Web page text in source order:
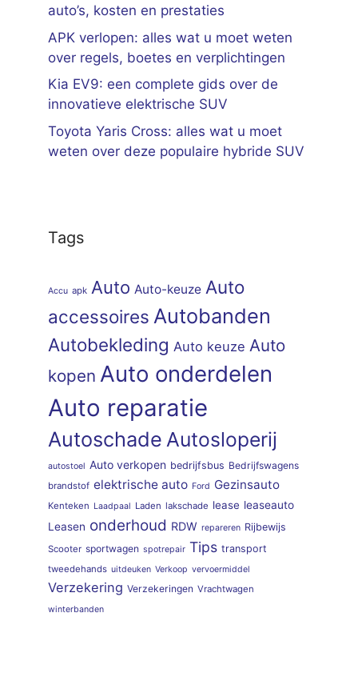
auto’s, kosten en prestaties
APK verlopen: alles wat u moet weten
over regels, boetes en verplichtingen
Kia EV9: een complete gids over de
innovatieve elektrische SUV
Toyota Yaris Cross: alles wat u moet
weten over deze populaire hybride SUV
Tags
Accu apk Auto Auto-keuze Auto
accessoires Autobanden
Autobekleding Auto keuze Auto
kopen Auto onderdelen
Auto reparatie
Autoschade Autosloperij
autostoel Auto verkopen bedrijfsbus Bedrijfswagens
brandstof elektrische auto Ford Gezinsauto
Kenteken Laadpaal Laden lakschade lease leaseauto
Leasen onderhoud RDW repareren Rijbewijs
Scooter sportwagen spotrepair Tips transport
tweedehands uitdeuken Verkoop vervoermiddel
Verzekering Verzekeringen Vrachtwagen
winterbanden